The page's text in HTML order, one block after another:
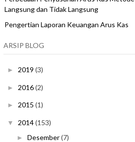
Langsung dan Tidak Langsung
Pengertian Laporan Keuangan Arus Kas
ARSIP BLOG
► 2019 (3)
► 2016(2)
► 2015 (1)
▼ 2014(153)
► Desember(7)